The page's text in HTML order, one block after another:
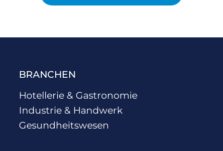
BRANCHEN
Hotellerie & Gastronomie
Industrie & Handwerk
Gesundheitswesen